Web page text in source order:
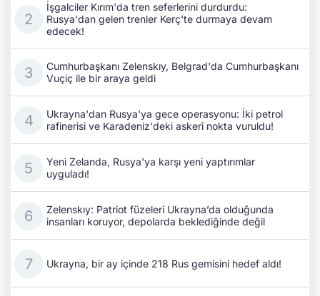
İşgalciler Kırım'da tren seferlerini durdurdu:
Rusya'dan gelen trenler Kerç'te durmaya devam
edecek!
Cumhurbaşkanı Zelenskıy, Belgrad'da Cumhurbaşkanı
Vuçiç ile bir araya geldi
Ukrayna'dan Rusya'ya gece operasyonu: İki petrol
rafinerisi ve Karadeniz'deki askerî nokta vuruldu!
Yeni Zelanda, Rusya'ya karşı yeni yaptırımlar
uyguladı!
Zelenskıy: Patriot füzeleri Ukrayna’da olduğunda
insanları koruyor, depolarda beklediğinde değil
Ukrayna, bir ay içinde 218 Rus gemisini hedef aldı!